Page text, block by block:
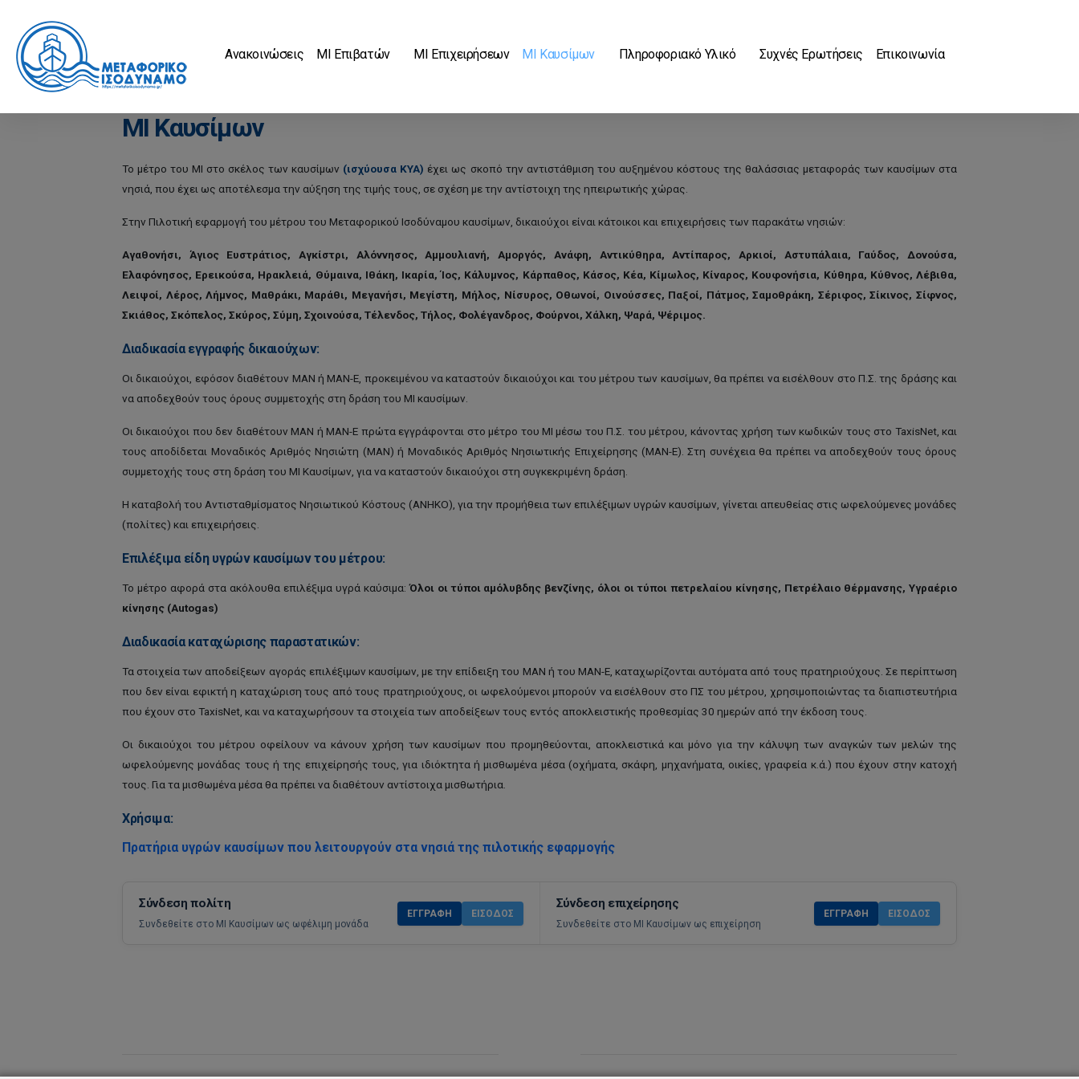
Ανακοινώσεις MI Επιβατών ΜΙ Επιχειρήσεων ΜΙ Καυσίμων Πληροφοριακό Υλικό Συχνές Ερωτήσεις Επικοινωνία
ΜΙ Καυσίμων
Το μέτρο του ΜΙ στο σκέλος των καυσίμων (ισχύουσα KYA) έχει ως σκοπό την αντιστάθμιση του αυξημένου κόστους της θαλάσσιας μεταφοράς των καυσίμων στα
νησιά, που έχει ως αποτέλεσμα την αύξηση της τιμής τους, σε σχέση με την αντίστοιχη της ηπειρωτικής χώρας.
Στην Πιλοτική εφαρμογή του μέτρου του Μεταφορικού Ισοδύναμου καυσίμων, δικαιούχοι είναι κάτοικοι και επιχειρήσεις των παρακάτω νησιών:
Αγαθονήσι, Άγιος Ευστράτιος, Αγκίστρι, Αλόννησος, Αμμουλιανή, Αμοργός, Ανάφη, Αντικύθηρα, Αντίπαρος, Αρκιοί, Αστυπάλαια, Γαύδος, Δονούσα,
Ελαφόνησος, Ερεικούσα, Ηρακλειά, Θύμαινα, Ιθάκη, Ικαρία, Ίος, Κάλυμνος, Κάρπαθος, Κάσος, Κέα, Κίμωλος, Κίναρος, Κουφονήσια, Κύθηρα, Κύθνος, Λέβιθα,
Λειψοί, Λέρος, Λήμνος, Μαθράκι, Μαράθι, Μεγανήσι, Μεγίστη, Μήλος, Νίσυρος, Οθωνοί, Οινούσσες, Παξοί, Πάτμος, Σαμοθράκη, Σέριφος, Σίκινος, Σίφνος,
Σκιάθος, Σκόπελος, Σκύρος, Σύμη, Σχοινούσα, Τέλενδος, Τήλος, Φολέγανδρος, Φούρνοι, Χάλκη, Ψαρά, Ψέριμος.
Διαδικασία εγγραφής δικαιούχων:
Οι δικαιούχοι, εφόσον διαθέτουν ΜΑΝ ή ΜΑΝ-Ε, προκειμένου να καταστούν δικαιούχοι και του μέτρου των καυσίμων, θα πρέπει να εισέλθουν στο Π.Σ. της δράσης και
να αποδεχθούν τους όρους συμμετοχής στη δράση του ΜΙ καυσίμων.
Οι δικαιούχοι που δεν διαθέτουν ΜΑΝ ή ΜΑΝ-Ε πρώτα εγγράφονται στο μέτρο του ΜΙ μέσω του Π.Σ. του μέτρου, κάνοντας χρήση των κωδικών τους στο TaxisNet, και
τους αποδίδεται Μοναδικός Αριθμός Νησιώτη (ΜΑΝ) ή Μοναδικός Αριθμός Νησιωτικής Επιχείρησης (ΜΑΝ-Ε). Στη συνέχεια θα πρέπει να αποδεχθούν τους όρους
συμμετοχής τους στη δράση του ΜΙ Καυσίμων, για να καταστούν δικαιούχοι στη συγκεκριμένη δράση.
Η καταβολή του Αντισταθμίσματος Νησιωτικού Κόστους (ΑΝΗΚΟ), για την προμήθεια των επιλέξιμων υγρών καυσίμων, γίνεται απευθείας στις ωφελούμενες μονάδες
(πολίτες) και επιχειρήσεις.
Επιλέξιμα είδη υγρών καυσίμων του μέτρου:
Το μέτρο αφορά στα ακόλουθα επιλέξιμα υγρά καύσιμα:Όλοι οι τύποι αμόλυβδης βενζίνης, όλοι οι τύποι πετρελαίου κίνησης, Πετρέλαιο θέρμανσης, Υγραέριο
κίνησης (Autogas)
Διαδικασία καταχώρισης παραστατικών:
Τα στοιχεία των αποδείξεων αγοράς επιλέξιμων καυσίμων, με την επίδειξη του ΜΑΝ ή του ΜΑΝ-Ε, καταχωρίζονται αυτόματα από τους πρατηριούχους. Σε περίπτωση
που δεν είναι εφικτή η καταχώριση τους από τους πρατηριούχους, οι ωφελούμενοι μπορούν να εισέλθουν στο ΠΣ του μέτρου, χρησιμοποιώντας τα διαπιστευτήρια
που έχουν στο TaxisNet, και να καταχωρήσουν τα στοιχεία των αποδείξεων τους εντός αποκλειστικής προθεσμίας 30 ημερών από την έκδοση τους.
Οι δικαιούχοι του μέτρου οφείλουν να κάνουν χρήση των καυσίμων που προμηθεύονται, αποκλειστικά και μόνο για την κάλυψη των αναγκών των μελών της
ωφελούμενης μονάδας τους ή της επιχείρησής τους, για ιδιόκτητα ή μισθωμένα μέσα (οχήματα, σκάφη, μηχανήματα, οικίες, γραφεία κ.ά.) που έχουν στην κατοχή
τους. Για τα μισθωμένα μέσα θα πρέπει να διαθέτουν αντίστοιχα μισθωτήρια.
Χρήσιμα:
Πρατήρια υγρών καυσίμων που λειτουργούν στα νησιά της πιλοτικής εφαρμογής
Σύνδεση πολίτη
Συνδεθείτε στο ΜΙ Καυσίμων ως ωφέλιμη μονάδα
ΕΓΓΡΑΦΉ ΕΊΣΟΔΟΣ
Σύνδεση επιχείρησης
Συνδεθείτε στο ΜΙ Καυσίμων ως επιχείρηση
ΕΓΓΡΑΦΉ ΕΊΣΟΔΟΣ